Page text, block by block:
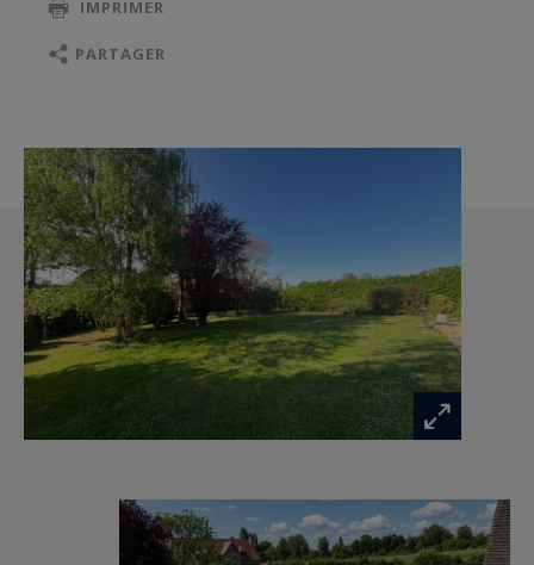
pierre, pierre et colombages, toiture en tuiles
plates avec chien assis) et à savoir : une maison
house avec douche, toilettes et local technique
piscine.
L’accès à la propriété est sécurisé par la
présence d’un portail plein en bois motorisé et
d’un portillon, ouvrant sur une belle belle zone
de stationnement en gravier avec présence du
bâti garage.
pelouse, d’un vaste terrasse, celle-ci est
également close par de belles haies de végétaux.
IMPRIMER
PARTAGER